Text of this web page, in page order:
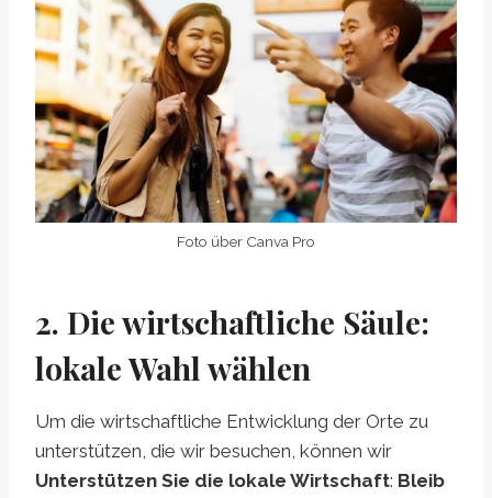
Foto über Canva Pro
2. Die wirtschaftliche Säule:
lokale Wahl wählen
Um die wirtschaftliche Entwicklung der Orte zu
unterstützen, die wir besuchen, können wir
Unterstützen Sie die lokale Wirtschaft: Bleib